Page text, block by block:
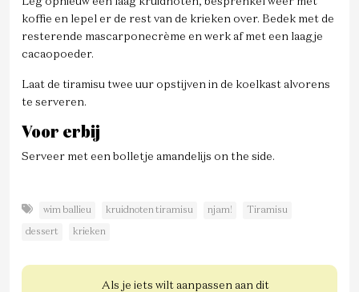
koffie en lepel er de rest van de krieken over. Bedek met de
resterende mascarponecrème en werk af met een laagje
cacaopoeder.
Laat de tiramisu twee uur opstijven in de koelkast alvorens
te serveren.
Voor erbij
Serveer met een bolletje amandelijs on the side.
wim ballieu kruidnoten tiramisu njam! Tiramisu
dessert krieken
Als je iets wilt aanpassen aan dit